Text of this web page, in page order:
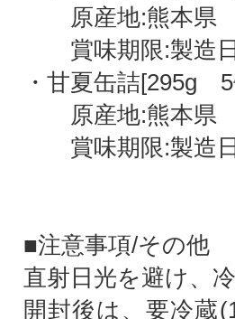
原産地:熊本県
賞味期限:製造
・甘夏缶詰[295g
原産地:熊本県
賞味期限:製造
■注意事項/その他
直射日光を避け、
開封後は、要冷蔵